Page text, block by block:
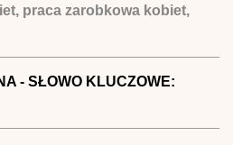
praca zarobkowa kobiet,
- SŁOWO KLUCZOWE: